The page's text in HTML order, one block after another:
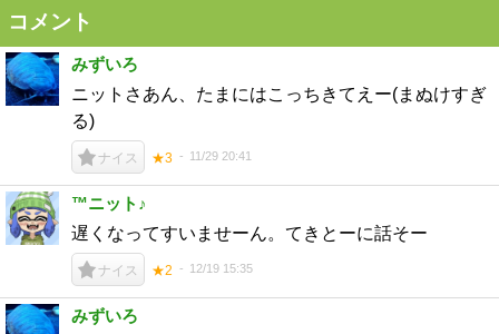
コメント
みずいろ
ニットさあん、たまにはこっちきてえー(まぬけすぎ
る)
ナイス ★3 11/29 20:41
™ニット♪
遅くなってすいませーん。てきとーに話そー
ナイス ★2 12/19 15:35
みずいろ